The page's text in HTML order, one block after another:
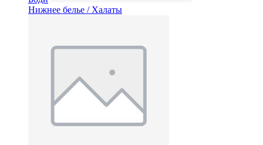
Нижнее белье / Халаты